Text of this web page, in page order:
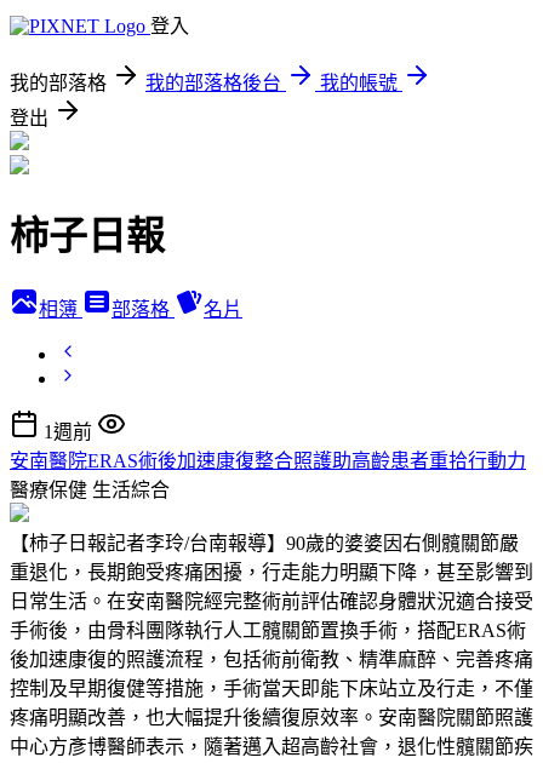
登入
我的部落格 我的部落格後台
我的帳號
登出
柿子日報
相簿 部落格 名片
1週前
安南醫院ERAS術後加速康復整合照護助高齡患者重拾行動力
醫療保健 生活綜合
【柿子日報記者李玲/台南報導】90歲的婆婆因右側髖關節嚴
重退化，長期飽受疼痛困擾，行走能力明顯下降，甚至影響到
日常生活。在安南醫院經完整術前評估確認身體狀況適合接受
手術後，由骨科團隊執行人工髖關節置換手術，搭配ERAS術
後加速康復的照護流程，包括術前衛教、精準麻醉、完善疼痛
控制及早期復健等措施，手術當天即能下床站立及行走，不僅
疼痛明顯改善，也大幅提升後續復原效率。安南醫院關節照護
中心方彥博醫師表示，隨著邁入超高齡社會，退化性髖關節疾